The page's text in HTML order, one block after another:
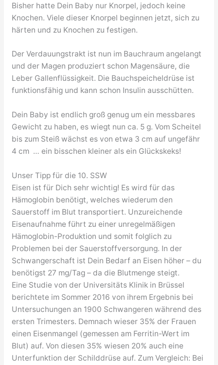
Bisher hatte Dein Baby nur Knorpel, jedoch keine
Knochen. Viele dieser Knorpel beginnen jetzt, sich zu
härten und zu Knochen zu festigen.
Der Verdauungstrakt ist nun im Bauchraum angelangt
und der Magen produziert schon Magensäure, die
Leber Gallenflüssigkeit. Die Bauchspeicheldrüse ist
funktionsfähig und kann schon Insulin ausschütten.
Dein Baby ist endlich groß genug um ein messbares
Gewicht zu haben, es wiegt nun ca. 5 g. Vom Scheitel
bis zum Steiß wächst es von etwa 3 cm auf ungefähr
4 cm … ein bisschen kleiner als ein Glückskeks!
Unser Tipp für die 10. SSW
Eisen ist für Dich sehr wichtig! Es wird für das
Hämoglobin benötigt, welches wiederum den
Sauerstoff im Blut transportiert. Unzureichende
Eisenaufnahme führt zu einer unregelmäßigen
Hämoglobin-Produktion und somit folglich zu
Problemen bei der Sauerstoffversorgung. In der
Schwangerschaft ist Dein Bedarf an Eisen höher – du
benötigst 27 mg/Tag – da die Blutmenge steigt.
Eine Studie von der Universitäts Klinik in Brüssel
berichtete im Sommer 2016 von ihrem Ergebnis bei
Untersuchungen an 1900 Schwangeren während des
ersten Trimesters. Demnach wieser 35% der Frauen
einen Eisenmangel (gemessen am Ferritin-Wert im
Blut) auf. Von diesen 35% wiesen 20% auch eine
Unterfunktion der Schilddrüse auf. Zum Vergleich: Bei